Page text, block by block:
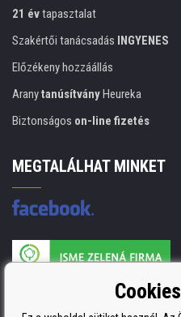
21 évtapasztalat
Szakértői tanácsadás INGYENES
Előzékeny hozzáállás
AranytanúsítványHeureka
Biztonságos on-line fizetés
MEGTALÁLHAT MINKET
A nyomtatási kellékek gyártója ISO
ISO 9001, ISO 14001 és STMC.